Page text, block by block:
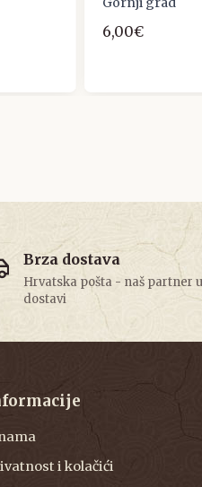
6,00€
Brza dostava
Hrvatska pošta - naš partner u
dostavi
i kolačići